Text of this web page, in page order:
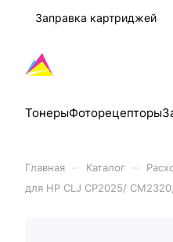
Заправка картриджей
ТонерыФоторецепторы
Главная Каталог
для HP CLJ CP2025/